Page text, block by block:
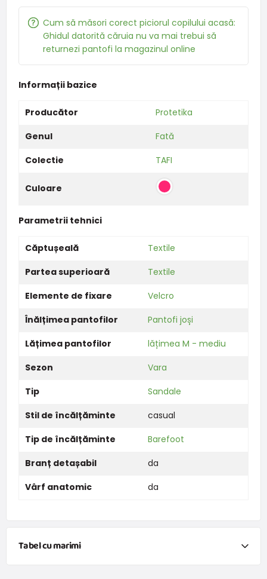
Cum să măsori corect piciorul copilului acasă:
Ghidul datorită căruia nu va mai trebui să
returnezi pantofi la magazinul online
Informații bazice
Producător
Protetika
Genul
Fată
Colectie
TAFI
Culoare
Parametrii tehnici
Căptușeală
Textile
Partea superioară
Textile
Elemente de fixare
Velcro
Înălțimea pantofilor
Pantofi joși
Lățimea pantofilor
lățimea M - mediu
Sezon
Vara
Tip
Sandale
Stil de încălțăminte
casual
Tip de încălțăminte
Barefoot
Branț detașabil
da
Vârf anatomic
da
Tabel cu marimi